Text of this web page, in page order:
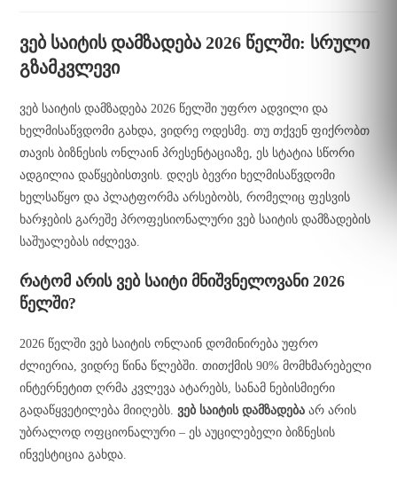
ვებ საიტის დამზადება 2026 წელში: სრული
გზამკვლევი
ვებ საიტის დამზადება 2026 წელში უფრო ადვილი და
ხელმისაწვდომი გახდა, ვიდრე ოდესმე. თუ თქვენ ფიქრობთ
თავის ბიზნესის ონლაინ პრესენტაციაზე, ეს სტატია სწორი
ადგილია დაწყებისთვის. დღეს ბევრი ხელმისაწვდომი
ხელსაწყო და პლატფორმა არსებობს, რომელიც ფესვის
ხარჯების გარეშე პროფესიონალური ვებ საიტის დამზადების
საშუალებას იძლევა.
რატომ არის ვებ საიტი მნიშვნელოვანი 2026
წელში?
2026 წელში ვებ საიტის ონლაინ დომინირება უფრო
ძლიერია, ვიდრე წინა წლებში. თითქმის 90% მომხმარებელი
ინტერნეტით ღრმა კვლევა ატარებს, სანამ ნებისმიერი
გადაწყვეტილება მიიღებს.ვებ საიტის დამზადება არ არის
უბრალოდ ოფციონალური – ეს აუცილებელი ბიზნესის
ინვესტიცია გახდა.